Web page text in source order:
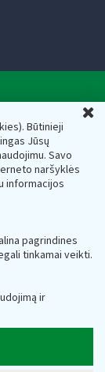
Būtinieji
Jūsų
Savo
naršyklės
informacijos
pagrindines
tinkamai veikti.
ir
el.paštas:
Juridinių